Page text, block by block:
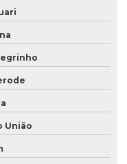
armado
armado
União